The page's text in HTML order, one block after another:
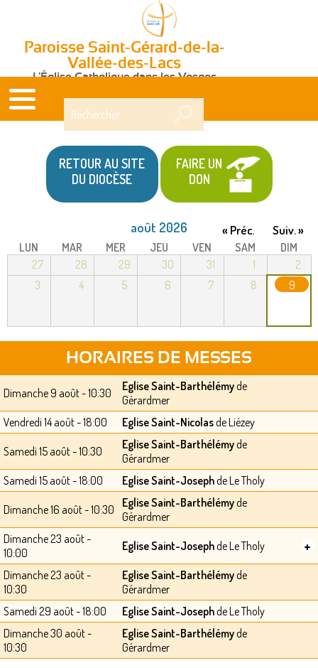
Paroisse Saint-Gérard-de-la-
Vallée-des-Lacs
L'Église Catholique dans les Vosges
RETOUR AU SITE
DU DIOCÈSE
FAIRE UN
DON
août 2026 « Préc. Suiv. »
LUN MAR MER JEU VEN SAM
DIM
27
28 29 30 31 1
2
3
4 5 6 7 8 9
HORAIRES DE MESSES
Dimanche 9 août - 10:30 Eglise Saint-Barthélémyde
Gérardmer
Vendredi 14 août - 18:00
Eglise Saint-Nicolasde Liézey
Samedi 15 août - 10:30 Eglise Saint-Barthélémyde
Gérardmer
Samedi 15 août - 18:00
Eglise Saint-Josephde Le Tholy
Dimanche 16 août - 10:30 Eglise Saint-Barthélémyde
Gérardmer
Dimanche 23 août -
10:00
Eglise Saint-Josephde Le Tholy +
Dimanche 23 août -
10:30
Eglise Saint-Barthélémyde
Gérardmer
Samedi 29 août - 18:00
Eglise Saint-Josephde Le Tholy
Dimanche 30 août -
10:30
Eglise Saint-Barthélémyde
Gérardmer